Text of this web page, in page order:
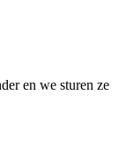
en we sturen ze